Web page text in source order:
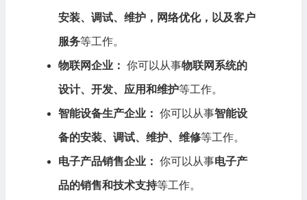
安装、调试、维护，网络优化，以及客户
服务等工作。
物联网企业： 你可以从事物联网系统的
设计、开发、应用和维护等工作。
智能设备生产企业： 你可以从事智能设
备的安装、调试、维护、维修等工作。
电子产品销售企业： 你可以从事电子产
品的销售和技术支持等工作。